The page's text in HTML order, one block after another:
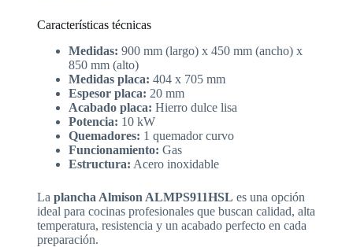
Características técnicas
Medidas: 900 mm (largo) x 450 mm (ancho) x
850 mm (alto)
Medidas placa: 404 x 705 mm
Espesor placa: 20 mm
Acabado placa: Hierro dulce lisa
Potencia: 10 kW
Quemadores: 1 quemador curvo
Funcionamiento: Gas
Estructura: Acero inoxidable
La plancha Almison ALMPS911HSL es una opción
ideal para cocinas profesionales que buscan calidad, alta
temperatura, resistencia y un acabado perfecto en cada
preparación.